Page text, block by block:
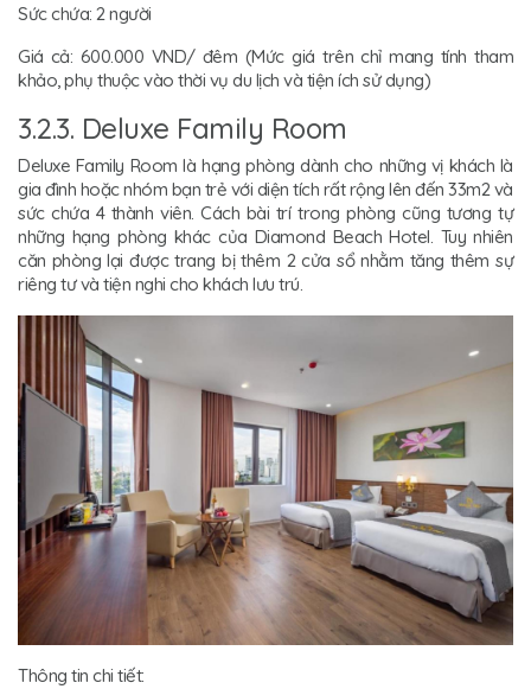
Sức chứa: 2 người
Giá cả: 600.000 VND/ đêm (Mức giá trên chỉ mang tính tham
khảo, phụ thuộc vào thời vụ du lịch và tiện ích sử dụng)
3.2.3. Deluxe Family Room
Deluxe Family Room là hạng phòng dành cho những vị khách là
gia đình hoặc nhóm bạn trẻ với diện tích rất rộng lên đến 33m2 và
sức chứa 4 thành viên. Cách bài trí trong phòng cũng tương tự
những hạng phòng khác của Diamond Beach Hotel. Tuy nhiên
căn phòng lại được trang bị thêm 2 cửa sổ nhằm tăng thêm sự
riêng tư và tiện nghi cho khách lưu trú.
Thông tin chi tiết: